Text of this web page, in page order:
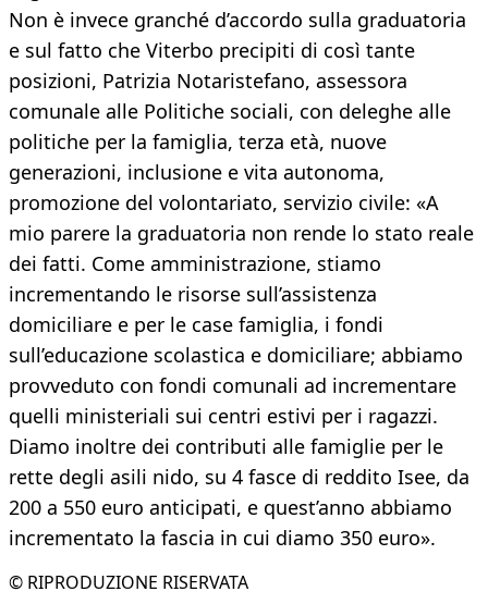
Non è invece granché d’accordo sulla graduatoria
e sul fatto che Viterbo precipiti di così tante
posizioni, Patrizia Notaristefano, assessora
comunale alle Politiche sociali, con deleghe alle
politiche per la famiglia, terza età, nuove
generazioni, inclusione e vita autonoma,
promozione del volontariato, servizio civile: «A
mio parere la graduatoria non rende lo stato reale
dei fatti. Come amministrazione, stiamo
incrementando le risorse sull’assistenza
domiciliare e per le case famiglia, i fondi
sull’educazione scolastica e domiciliare; abbiamo
provveduto con fondi comunali ad incrementare
quelli ministeriali sui centri estivi per i ragazzi.
Diamo inoltre dei contributi alle famiglie per le
rette degli asili nido, su 4 fasce di reddito Isee, da
200 a 550 euro anticipati, e quest’anno abbiamo
incrementato la fascia in cui diamo 350 euro».
© RIPRODUZIONE RISERVATA